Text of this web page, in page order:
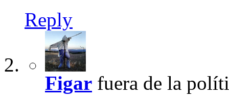
Reply
Figar fuera de la